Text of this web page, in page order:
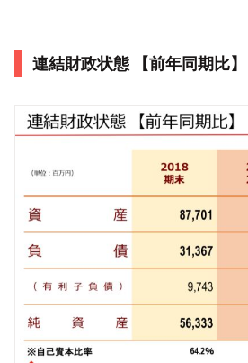
連結財政状態 【前年同期比】